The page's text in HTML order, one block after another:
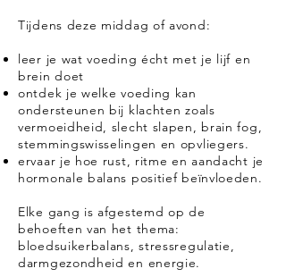
Tijdens deze middag of avond:
leer je wat voeding écht met je lijf en
brein doet
ontdek je welke voeding kan
ondersteunen bij klachten zoals
vermoeidheid, slecht slapen, brain fog,
stemmingswisselingen en opvliegers.
ervaar je hoe rust, ritme en aandacht je
hormonale balans positief beïnvloeden.
Elke gang is afgestemd op de
behoeften van het thema:
bloedsuikerbalans, stressregulatie,
darmgezondheid en energie.